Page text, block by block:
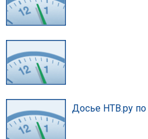
Досье НТВ.ру